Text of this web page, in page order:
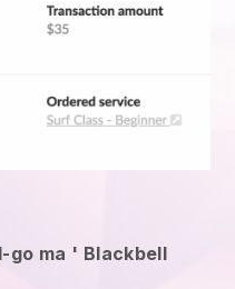
go ma ' Blackbell